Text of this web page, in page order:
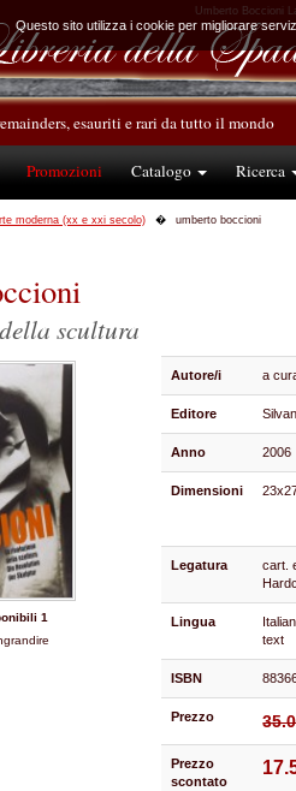
Umberto Boccioni
esauriti e rari da tutto il mondo
Promozioni Catalogo Ricerca
moderna (xx e xxi secolo) umberto boccioni
scultura
1
Autore/i a
Editore
Anno 2006
Dimensioni
Legatura
cart.
Lingua
text
ISBN
Prezzo
Prezzo
scontato
Questo sito utilizza i cookie per migliorare